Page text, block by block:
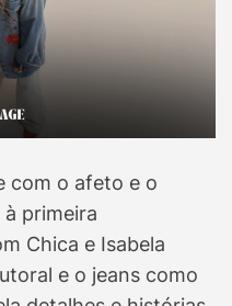
com o afeto e o
primeira
Chica e Isabela
e o jeans como